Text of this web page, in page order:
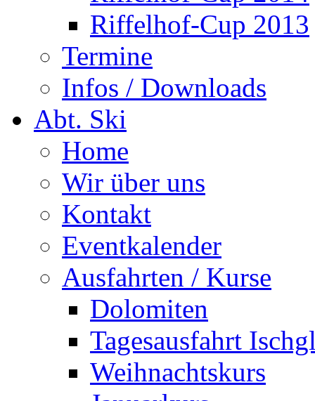
Riffelhof-Cup 2013
Termine
Infos / Downloads
Abt. Ski
Home
Wir über uns
Kontakt
Eventkalender
Ausfahrten / Kurse
Dolomiten
Tagesausfahrt
Weihnachtskurs